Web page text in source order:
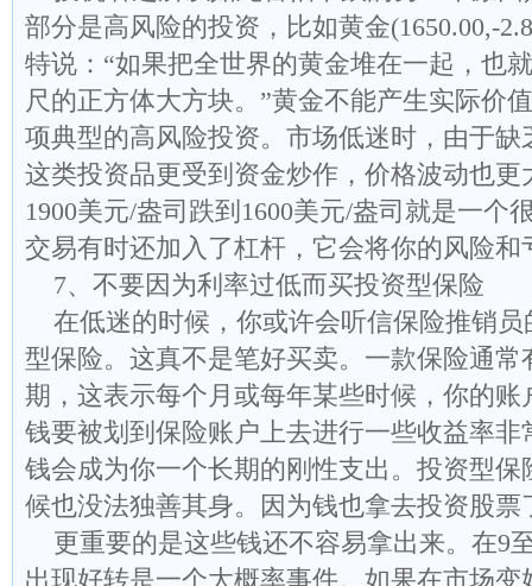
部分是高风险的投资，比如黄金(1650.00,-
特说：“如果把全世界的黄金堆在一起，也
尺的正方体大方块。”黄金不能产生实际价
项典型的高风险投资。市场低迷时，由于缺
这类投资品更受到资金炒作，价格波动也更
1900美元/盎司跌到1600美元/盎司就是一个
交易有时还加入了杠杆，它会将你的风险和
7、不要因为利率过低而买投资型保险
在低迷的时候，你或许会听信保险推销员
型保险。这真不是笔好买卖。一款保险通常
期，这表示每个月或每年某些时候，你的账
钱要被划到保险账户上去进行一些收益率非
钱会成为你一个长期的刚性支出。投资型保
候也没法独善其身。因为钱也拿去投资股票
更重要的是这些钱还不容易拿出来。在9
出现好转是一个大概率事件。如果在市场变